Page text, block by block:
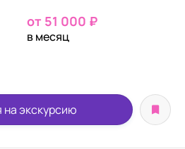
от 51 000 ₽
в месяц
на экскурсию